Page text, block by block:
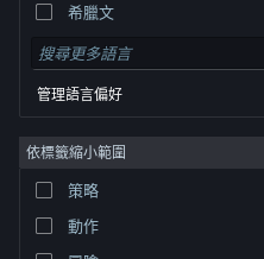
權人在美國與其它國家（地區）之財產。
Cookie
希臘文
管理語言偏好
依標籤縮小範圍
策略
動作